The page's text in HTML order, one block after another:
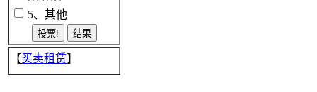
5、其他
【买卖租赁】